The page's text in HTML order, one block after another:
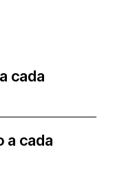
cada
a cada